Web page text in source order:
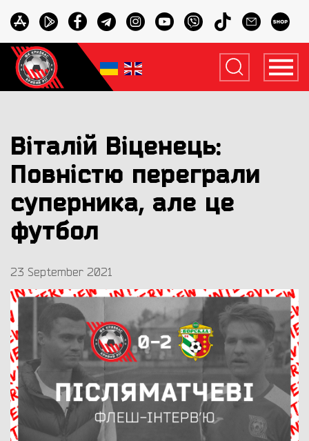
Віталій Віценець:
Повністю переграли
суперника, але це
футбол
23 September 2021